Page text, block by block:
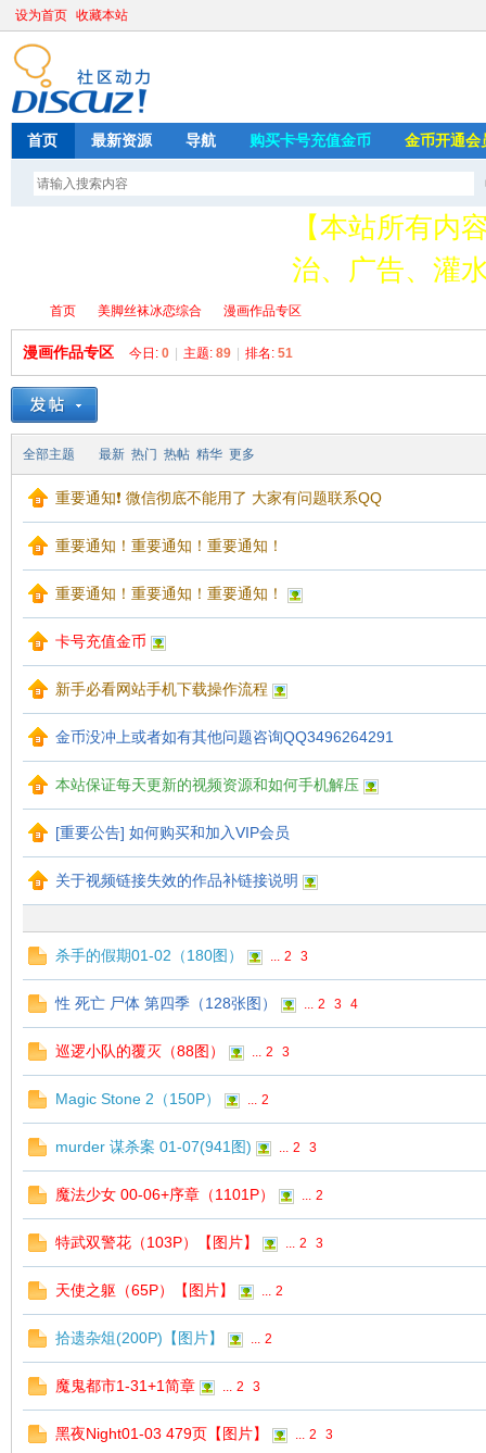
设为首页 收藏本站
首页 最新资源 导航 购买卡号充值金币 金币开通会
【本站所有内
治、广告、灌
请加
存
梦
»
首页
›
美脚丝袜冰恋综合 漫画作品专区
漫画作品专区 今日: 0 主题: 89 排名: 51
全部主题 最新 热门 热帖 精华 更多
重要通知❗ 微信彻底不能用了 大家有问题联系QQ
重要通知！重要通知！重要通知！
重要通知！重要通知！重要通知！
卡号充值金币
新手必看网站手机下载操作流程
金币没冲上或者如有其他问题咨询QQ3496264291
本站保证每天更新的视频资源和如何手机解压
[重要公告] 如何购买和加入VIP会员
关于视频链接失效的作品补链接说明
杀手的假期01-02（180图） ... 2 3
性 死亡 尸体 第四季（128张图） ... 2 3 4
巡逻小队的覆灭（88图） ... 2 3
Magic Stone 2（150P） ... 2
murder 谋杀案 01-07(941图) ... 2 3
魔法少女 00-06+序章（1101P） ... 2
特武双警花（103P）【图片】 ... 2 3
天使之躯（65P）【图片】 ... 2
拾遗杂俎(200P)【图片】 ... 2
魔鬼都市1-31+1简章 ... 2 3
黑夜Night01-03 479页【图片】 ... 2 3